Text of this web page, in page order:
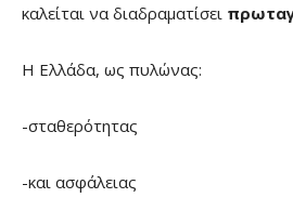
καλείται να διαδραματίσει
Η Ελλάδα, ως πυλώνας:
-σταθερότητας
-και ασφάλειας